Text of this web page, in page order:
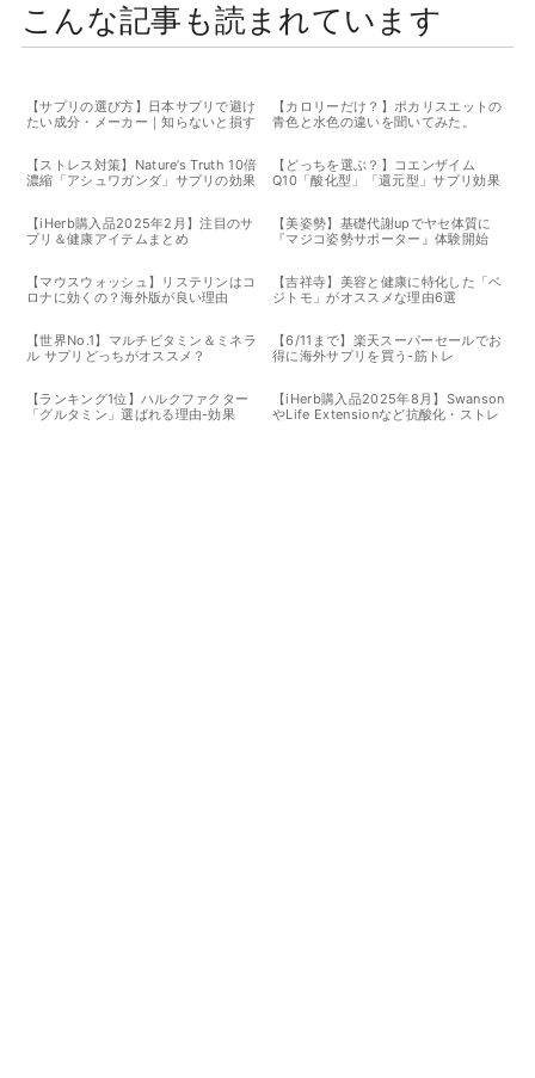
こんな記事も読まれています
【サプリの選び方】日本サプリで避け
たい成分・メーカー｜知らないと損す
【カロリーだけ？】ポカリスエットの
青色と水色の違いを聞いてみた。
【ストレス対策】Nature’s Truth 10倍
濃縮「アシュワガンダ」サプリの効果
【どっちを選ぶ？】コエンザイム
Q10「酸化型」「還元型」サプリ効果
【iHerb購入品2025年2月】注目のサ
プリ＆健康アイテムまとめ
【美姿勢】基礎代謝upでヤセ体質に
『マジコ姿勢サポーター』体験開始
【マウスウォッシュ】リステリンはコ
ロナに効くの？海外版が良い理由
【吉祥寺】美容と健康に特化した「ベ
ジトモ」がオススメな理由6選
【世界No.1】マルチビタミン＆ミネラ
ル サプリどっちがオススメ？
【6/11まで】楽天スーパーセールでお
得に海外サプリを買う-筋トレ
【ランキング1位】ハルクファクター
「グルタミン」選ばれる理由-効果
【iHerb購入品2025年8月】Swanson
やLife Extensionなど抗酸化・ストレ